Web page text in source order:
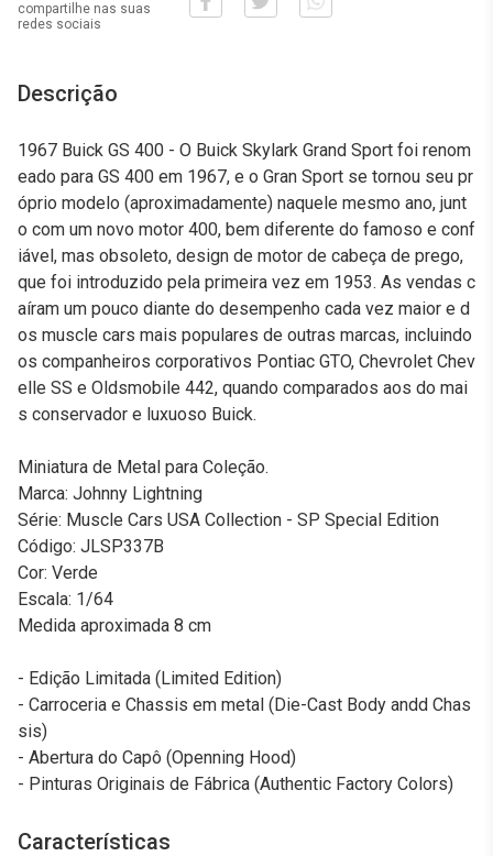
compartilhe nas suas
redes sociais
Descrição
1967 Buick GS 400 - O Buick Skylark Grand Sport foi renom
eado para GS 400 em 1967, e o Gran Sport se tornou seu pr
óprio modelo (aproximadamente) naquele mesmo ano, junt
o com um novo motor 400, bem diferente do famoso e conf
iável, mas obsoleto, design de motor de cabeça de prego,
que foi introduzido pela primeira vez em 1953. As vendas c
aíram um pouco diante do desempenho cada vez maior e d
os muscle cars mais populares de outras marcas, incluindo
os companheiros corporativos Pontiac GTO, Chevrolet Chev
elle SS e Oldsmobile 442, quando comparados aos do mai
s conservador e luxuoso Buick.
Miniatura de Metal para Coleção.
Marca: Johnny Lightning
Série: Muscle Cars USA Collection - SP Special Edition
Código: JLSP337B
Cor: Verde
Escala: 1/64
Medida aproximada 8 cm
- Edição Limitada (Limited Edition)
- Carroceria e Chassis em metal (Die-Cast Body andd Chas
sis)
- Abertura do Capô (Openning Hood)
- Pinturas Originais de Fábrica (Authentic Factory Colors)
Características